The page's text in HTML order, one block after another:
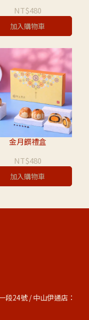
NT$480
加入購物車
金月饌禮盒
NT$480
加入購物車
段24號 / 中山伊通店：